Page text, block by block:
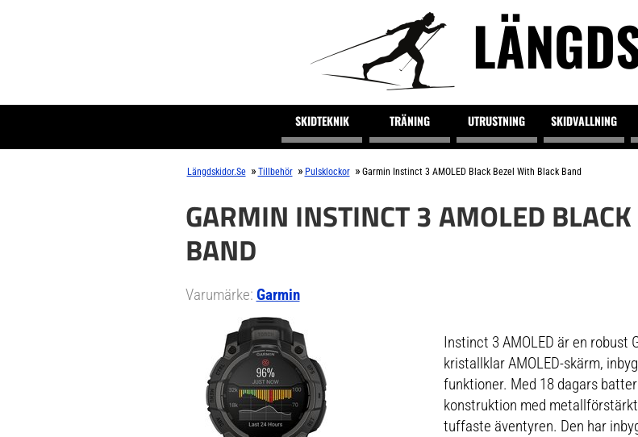
SKIDTEKNIK TRÄNING UTRUSTNING SKIDVALLNING
Längdskidor.se » Tillbehör » Pulsklockor » Garmin Instinct 3 AMOLED Black Bezel With Black Band
GARMIN INSTINCT 3 AMOLED
BAND
Varumärke: Garmin
Instinct 3 AMOLED är en robust
kristallklar AMOLED-skärm,
funktioner. Med 18 dagars
konstruktion med
tuffaste äventyren. Den har